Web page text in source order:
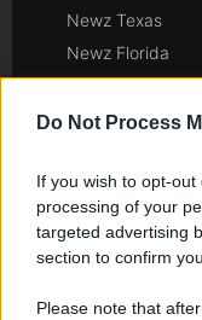
Do Not Process
If you wish to opt-
processing of your
targeted advertising
section to confirm
Please note that
Newz Texas
Newz Florida
Newz New York
Newz
Newz Ohio
Gameland
Hig Tech Mag
Lgbtqia News